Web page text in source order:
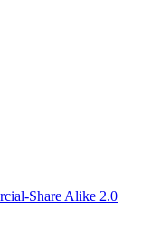
Share Alike 2.0